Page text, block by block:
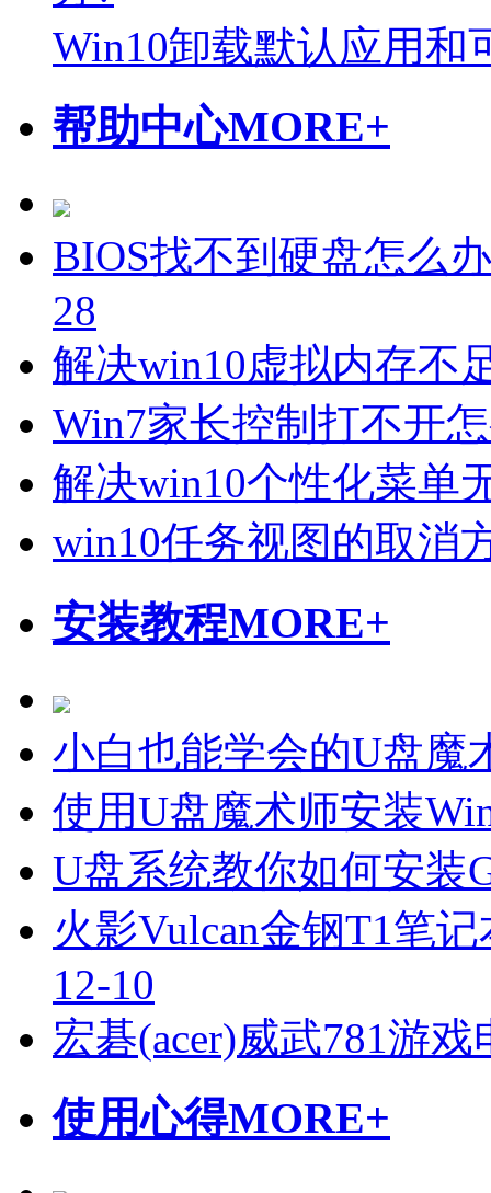
Win10卸载默认应用和
帮助中心MORE+
BIOS找不到硬盘怎么
28
解决win10虚拟内存不
Win7家长控制打不开
解决win10个性化菜单
win10任务视图的取消
安装教程MORE+
小白也能学会的U盘魔
使用U盘魔术师安装
U盘系统教你如何安装
火影Vulcan金钢T1笔
12-10
宏碁(acer)威武781游
使用心得MORE+